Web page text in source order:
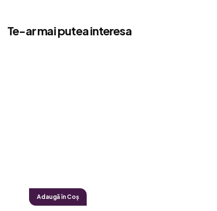
Te-ar mai putea interesa
Adaugă în Coş